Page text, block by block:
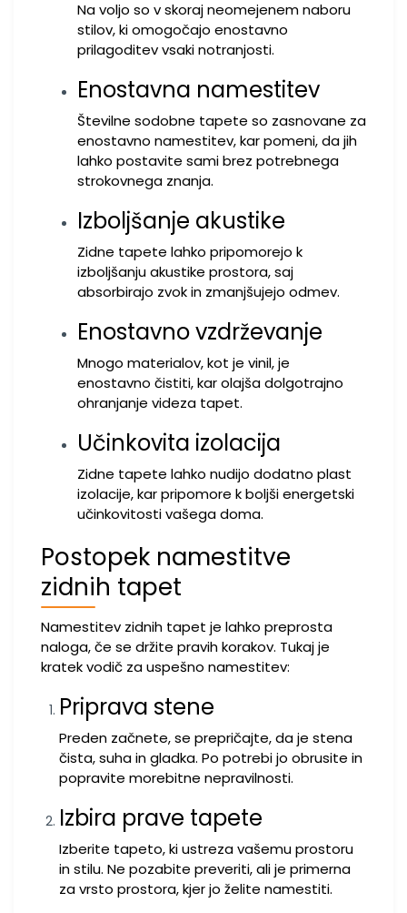
Na voljo so v skoraj neomejenem naboru
stilov, ki omogočajo enostavno
prilagoditev vsaki notranjosti.
Enostavna namestitev
Številne sodobne tapete so zasnovane za
enostavno namestitev, kar pomeni, da jih
lahko postavite sami brez potrebnega
strokovnega znanja.
Izboljšanje akustike
Zidne tapete lahko pripomorejo k
izboljšanju akustike prostora, saj
absorbirajo zvok in zmanjšujejo odmev.
Enostavno vzdrževanje
Mnogo materialov, kot je vinil, je
enostavno čistiti, kar olajša dolgotrajno
ohranjanje videza tapet.
Učinkovita izolacija
Zidne tapete lahko nudijo dodatno plast
izolacije, kar pripomore k boljši energetski
učinkovitosti vašega doma.
Postopek namestitve
zidnih tapet
Namestitev zidnih tapet je lahko preprosta
naloga, če se držite pravih korakov. Tukaj je
kratek vodič za uspešno namestitev:
Priprava stene
Preden začnete, se prepričajte, da je stena
čista, suha in gladka. Po potrebi jo obrusite in
popravite morebitne nepravilnosti.
Izbira prave tapete
Izberite tapeto, ki ustreza vašemu prostoru
in stilu. Ne pozabite preveriti, ali je primerna
za vrsto prostora, kjer jo želite namestiti.